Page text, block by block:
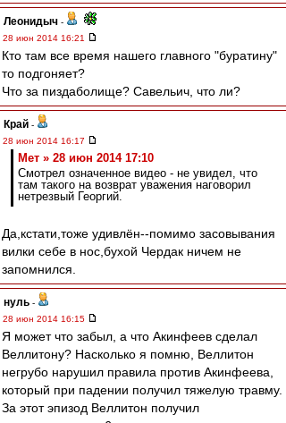
Леонидыч -
28 июн 2014 16:21
Кто там все время нашего главного "буратину"
то подгоняет?
Что за пиздаболище? Савельич, что ли?
Край -
28 июн 2014 16:17
Мет » 28 июн 2014 17:10
Смотрел означенное видео - не увидел, что
там такого на возврат уважения наговорил
нетрезвый Георгий.
Да,кстати,тоже удивлён--помимо засовывания
вилки себе в нос,бухой Чердак ничем не
запомнился.
нуль -
28 июн 2014 16:15
Я может что забыл, а что Акинфеев сделал
Веллитону? Насколько я помню, Веллитон
негрубо нарушил правила против Акинфеева,
который при падении получил тяжелую травму.
За этот эпизод Веллитон получил